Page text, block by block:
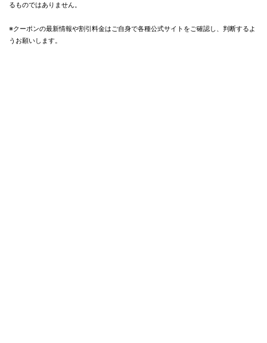
るものではありません。
※クーポンの最新情報や割引料金はご自身で各種公式サイトをご確認し、判断するよ
うお願いします。